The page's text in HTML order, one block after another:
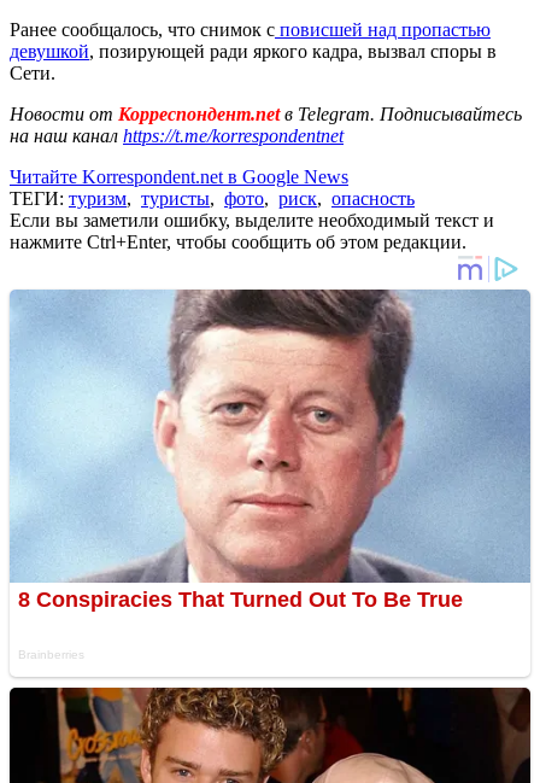
Ранее сообщалось, что снимок с повисшей над пропастью
девушкой, позирующей ради яркого кадра, вызвал споры в
Сети.
Новости от Корреспондент.netв Telegram. Подписывайтесь
на наш канал https://t.me/korrespondentnet
Читайте Korrespondent.net в Google News
ТЕГИ: туризм, туристы, фото, риск, опасность
Если вы заметили ошибку, выделите необходимый текст и
нажмите Ctrl+Enter, чтобы сообщить об этом редакции.